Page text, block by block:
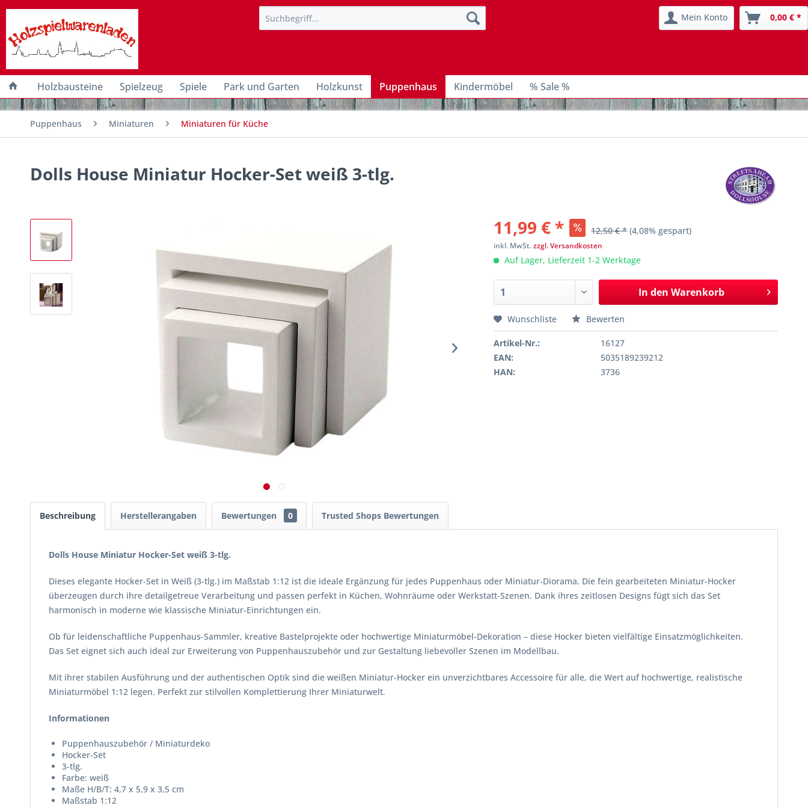
Mein Konto 0,00 € *
Holzbausteine Spielzeug Spiele Park und Garten Holzkunst Puppenhaus Kindermöbel % Sale %
Puppenhaus Miniaturen Miniaturen für Küche
Dolls House Miniatur Hocker-Set weiß 3-tlg.
11,99 € * 12,50 € * (4,08% gespart)
inkl. MwSt.zzgl. Versandkosten
Auf Lager, Lieferzeit 1-2 Werktage
In den Warenkorb
Wunschliste Bewerten
Artikel-Nr.:
16127
EAN:
5035189239212
HAN:
3736
Beschreibung Herstellerangaben Bewertungen 0 Trusted Shops Bewertungen
Dolls House Miniatur Hocker-Set weiß 3-tlg.
Dieses elegante Hocker-Set in Weiß (3-tlg.) im Maßstab 1:12 ist die ideale Ergänzung für jedes Puppenhaus oder Miniatur-Diorama. Die fein gearbeiteten Miniatur-Hocker
überzeugen durch ihre detailgetreue Verarbeitung und passen perfekt in Küchen, Wohnräume oder Werkstatt-Szenen. Dank ihres zeitlosen Designs fügt sich das Set
harmonisch in moderne wie klassische Miniatur-Einrichtungen ein.
Ob für leidenschaftliche Puppenhaus-Sammler, kreative Bastelprojekte oder hochwertige Miniaturmöbel-Dekoration – diese Hocker bieten vielfältige Einsatzmöglichkeiten.
Das Set eignet sich auch ideal zur Erweiterung von Puppenhauszubehör und zur Gestaltung liebevoller Szenen im Modellbau.
Mit ihrer stabilen Ausführung und der authentischen Optik sind die weißen Miniatur-Hocker ein unverzichtbares Accessoire für alle, die Wert auf hochwertige, realistische
Miniaturmöbel 1:12 legen. Perfekt zur stilvollen Komplettierung Ihrer Miniaturwelt.
Informationen
Puppenhauszubehör / Miniaturdeko
Hocker-Set
3-tlg.
Farbe: weiß
Maße H/B/T: 4,7 x 5,9 x 3,5 cm
Maßstab 1:12